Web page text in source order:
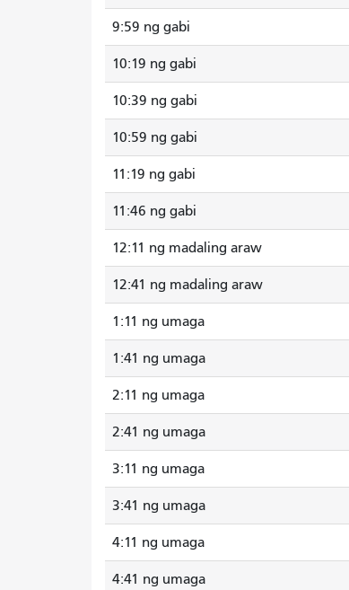
9:59 ng gabi
10:19 ng gabi
10:39 ng gabi
10:59 ng gabi
11:19 ng gabi
11:46 ng gabi
12:11 ng madaling araw
12:41 ng madaling araw
1:11 ng umaga
1:41 ng umaga
2:11 ng umaga
2:41 ng umaga
3:11 ng umaga
3:41 ng umaga
4:11 ng umaga
4:41 ng umaga